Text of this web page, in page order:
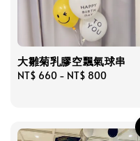
大雛菊乳膠空飄氣球串
Regular
NT$ 660 - NT$ 800